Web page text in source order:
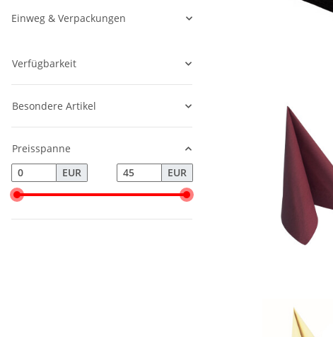
Einweg & Verpackungen
Verfügbarkeit
Besondere Artikel
Preisspanne
EUR
EUR